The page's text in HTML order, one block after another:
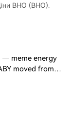
BHO (BHO).
— meme energy
moved from
liquid